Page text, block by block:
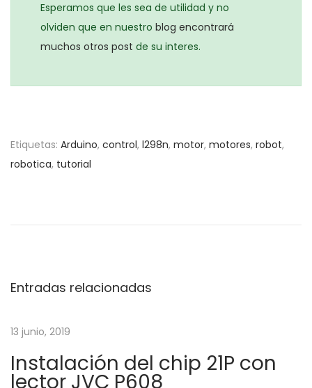
Esperamos que les sea de utilidad y no
olviden que en nuestro blog encontrará
muchos otros post de su interes.
Etiquetas: Arduino, control, l298n, motor, motores, robot,
robotica, tutorial
e
g
a
d
n
t
e
n
t
e
m
Entradas relacionadas
13 junio, 2019
Instalación del chip 21P con
lector JVC P608